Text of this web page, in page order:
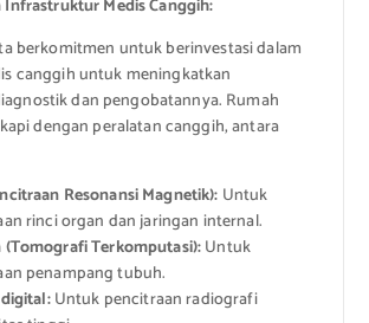
Medis Canggih:
berkomitmen untuk berinvestasi dalam
canggih untuk meningkatkan
dan pengobatannya. Rumah
dengan peralatan canggih, antara
Resonansi Magnetik): Untuk
rinci organ dan jaringan internal.
(Tomografi Terkomputasi):Untuk
penampang tubuh.
Untuk pencitraan radiografi